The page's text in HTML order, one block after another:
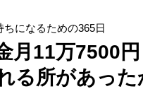
になるための365日
月11万7500
る所があっ